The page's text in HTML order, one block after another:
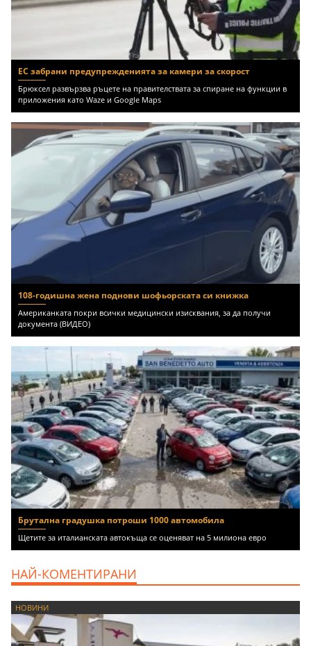
ЕС забрани предупрежденията за камери за скорост
Брюксел развързва ръцете на правителствата за спиране на функции в
приложения като Waze и Google Maps
108-годишна жена поднови шофьорската си книжка
Американката покри всички медицински изисквания, за да получи
документа (ВИДЕО)
Брутална градушка потроши 1000 автомобила
Щетите за италианската автокъща се оценяват на 5 милиона евро
НАЙ-КОМЕНТИРАНИ
НОВИНИ